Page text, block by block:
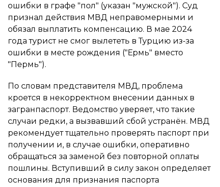
ошибки в графе "пол" (указан "мужской"). Суд
признал действия МВД неправомерными и
обязал выплатить компенсацию. В мае 2024
года турист не смог вылететь в Турцию из-за
ошибки в месте рождения ("Ермь" вместо
"Пермь").
По словам представителя МВД, проблема
кроется в некорректном внесении данных в
загранпаспорт. Ведомство уверяет, что такие
случаи редки, а вызвавший сбой устранён. МВД
рекомендует тщательно проверять паспорт при
получении и, в случае ошибки, оперативно
обращаться за заменой без повторной оплаты
пошлины. Вступивший в силу закон определяет
основания для признания паспорта